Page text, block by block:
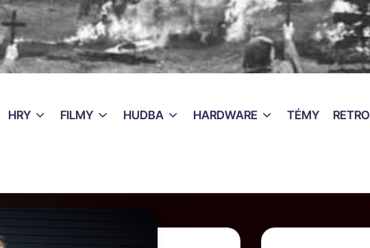
HRY FILMY HUDBA HARDWARE TÉMY RETRO